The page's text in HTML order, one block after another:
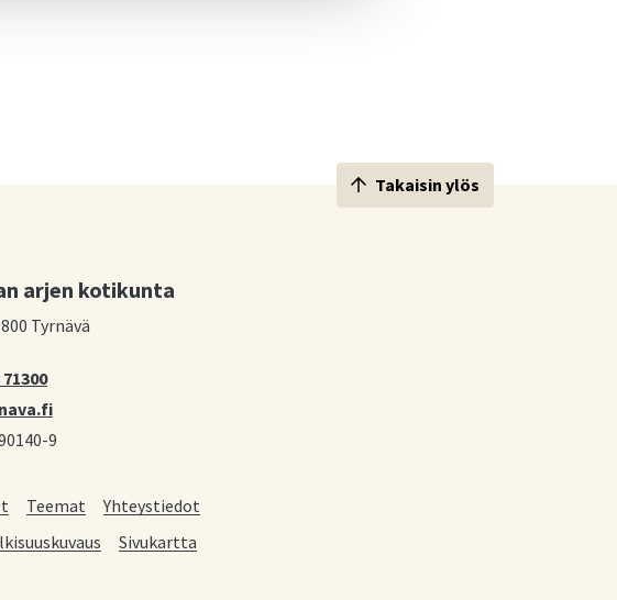
arjen kotikunta
Tyrnävä
71300
9
Teemat
Yhteystiedot
Sivukartta
Takaisin ylös